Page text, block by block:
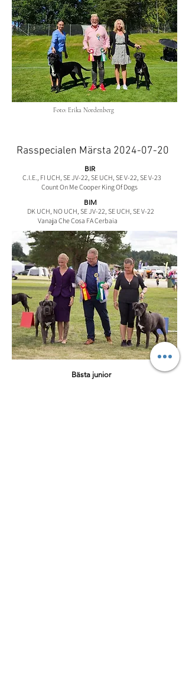
Foto: Erika Nordenberg
Rasspecialen Märsta 2024-07-20
BIR
C.I.E., FI UCH, SE JV-22, SE UCH, SE V-22, SE V-23
Count On Me Cooper King Of Dogs
BIM
DK UCH, NO UCH, SE JV-22, SE UCH, SE V-22
Vanaja Che Cosa FA Cerbaia
Bästa junior